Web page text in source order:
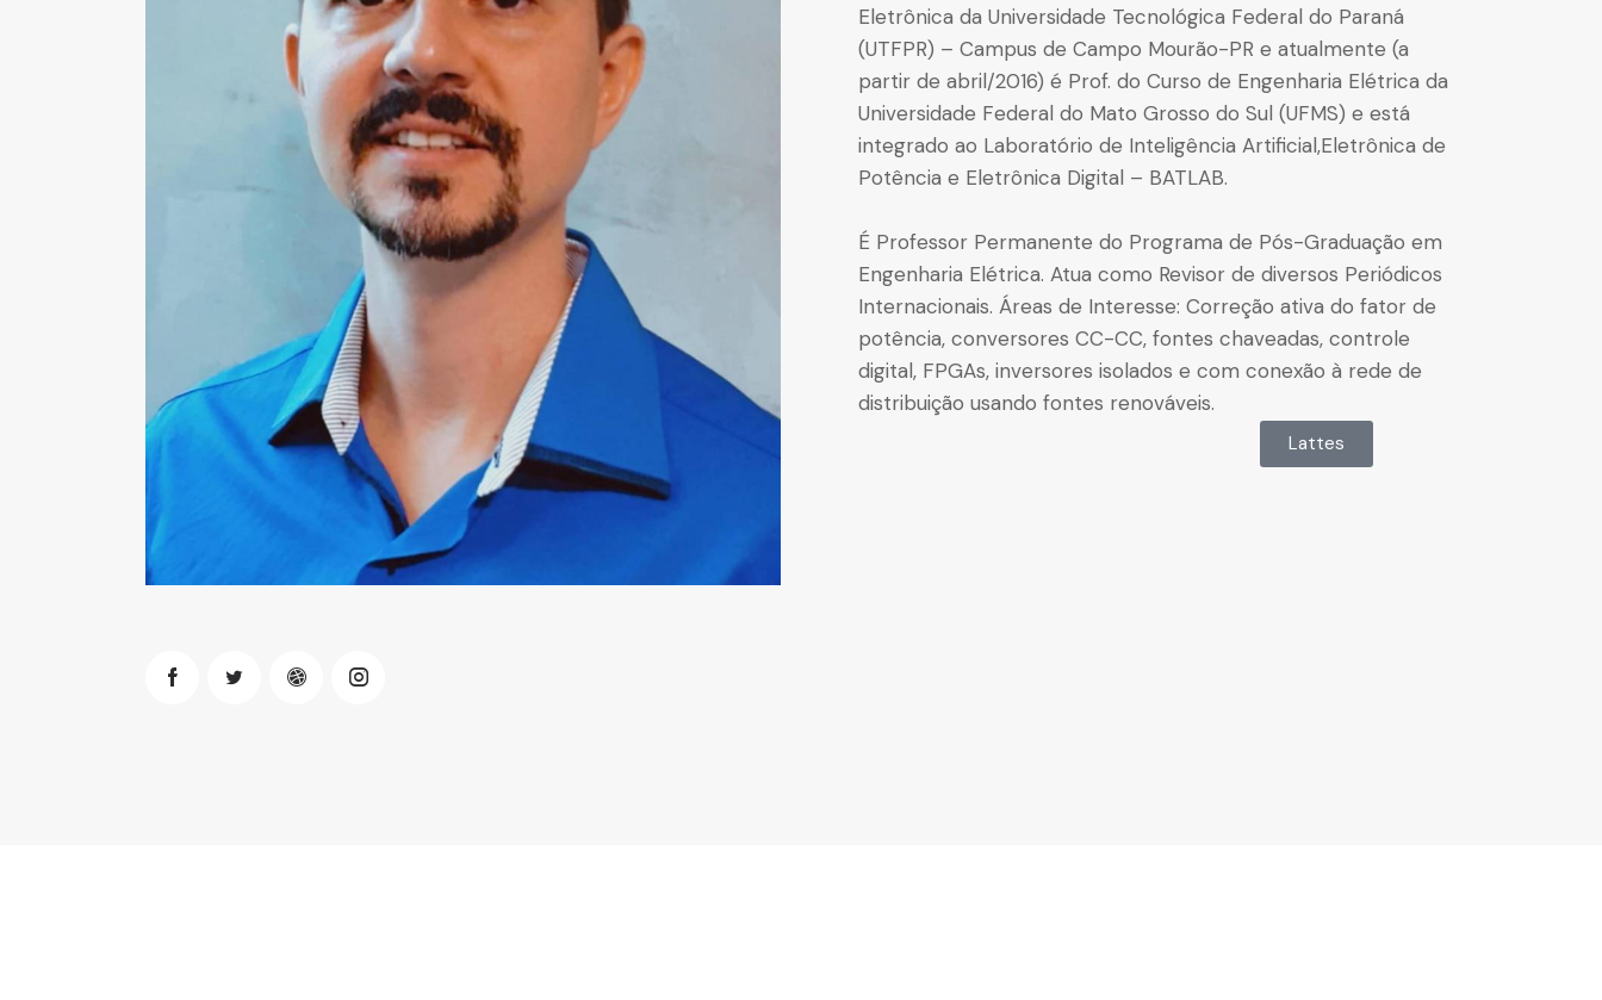
Eletrônica da Universidade Tecnológica Federal do Paraná
(UTFPR) – Campus de Campo Mourão-PR e atualmente (a
partir de abril/2016) é Prof. do Curso de Engenharia Elétrica da
Universidade Federal do Mato Grosso do Sul (UFMS) e está
integrado ao Laboratório de Inteligência Artificial,Eletrônica de
Potência e Eletrônica Digital – BATLAB.
É Professor Permanente do Programa de Pós-Graduação em
Engenharia Elétrica. Atua como Revisor de diversos Periódicos
Internacionais. Áreas de Interesse: Correção ativa do fator de
potência, conversores CC-CC, fontes chaveadas, controle
digital, FPGAs, inversores isolados e com conexão à rede de
distribuição usando fontes renováveis.
Lattes